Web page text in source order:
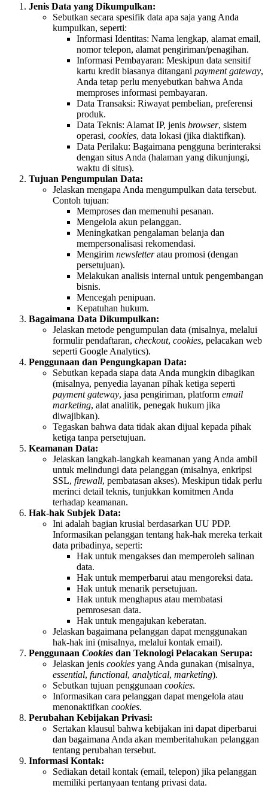
Jenis Data yang Dikumpulkan:
Sebutkan secara spesifik data apa saja yang Anda
kumpulkan, seperti:
Informasi Identitas: Nama lengkap, alamat email,
nomor telepon, alamat pengiriman/penagihan.
Informasi Pembayaran: Meskipun data sensitif
kartu kredit biasanya ditangani payment gateway,
Anda tetap perlu menyebutkan bahwa Anda
memproses informasi pembayaran.
Data Transaksi: Riwayat pembelian, preferensi
produk.
Data Teknis: Alamat IP, jenis browser, sistem
operasi, cookies, data lokasi (jika diaktifkan).
Data Perilaku: Bagaimana pengguna berinteraksi
dengan situs Anda (halaman yang dikunjungi,
waktu di situs).
Tujuan Pengumpulan Data:
Jelaskan mengapa Anda mengumpulkan data tersebut.
Contoh tujuan:
Memproses dan memenuhi pesanan.
Mengelola akun pelanggan.
Meningkatkan pengalaman belanja dan
mempersonalisasi rekomendasi.
Mengirim newsletteratau promosi (dengan
persetujuan).
Melakukan analisis internal untuk pengembangan
bisnis.
Mencegah penipuan.
Kepatuhan hukum.
Bagaimana Data Dikumpulkan:
Jelaskan metode pengumpulan data (misalnya, melalui
formulir pendaftaran, checkout, cookies, pelacakan web
seperti Google Analytics).
Penggunaan dan Pengungkapan Data:
Sebutkan kepada siapa data Anda mungkin dibagikan
(misalnya, penyedia layanan pihak ketiga seperti
payment gateway, jasa pengiriman, platform email
marketing, alat analitik, penegak hukum jika
diwajibkan).
Tegaskan bahwa data tidak akan dijual kepada pihak
ketiga tanpa persetujuan.
Keamanan Data:
Jelaskan langkah-langkah keamanan yang Anda ambil
untuk melindungi data pelanggan (misalnya, enkripsi
SSL, firewall, pembatasan akses). Meskipun tidak perlu
merinci detail teknis, tunjukkan komitmen Anda
terhadap keamanan.
Hak-hak Subjek Data:
Ini adalah bagian krusial berdasarkan UU PDP.
Informasikan pelanggan tentang hak-hak mereka terkait
data pribadinya, seperti:
Hak untuk mengakses dan memperoleh salinan
data.
Hak untuk memperbarui atau mengoreksi data.
Hak untuk menarik persetujuan.
Hak untuk menghapus atau membatasi
pemrosesan data.
Hak untuk mengajukan keberatan.
Jelaskan bagaimana pelanggan dapat menggunakan
hak-hak ini (misalnya, melalui kontak email).
Penggunaan Cookies dan Teknologi Pelacakan Serupa:
Jelaskan jenis cookies yang Anda gunakan (misalnya,
essential, functional, analytical, marketing).
Sebutkan tujuan penggunaan cookies.
Informasikan cara pelanggan dapat mengelola atau
menonaktifkan cookies.
Perubahan Kebijakan Privasi:
Sertakan klausul bahwa kebijakan ini dapat diperbarui
dan bagaimana Anda akan memberitahukan pelanggan
tentang perubahan tersebut.
Informasi Kontak:
Sediakan detail kontak (email, telepon) jika pelanggan
memiliki pertanyaan tentang privasi data.